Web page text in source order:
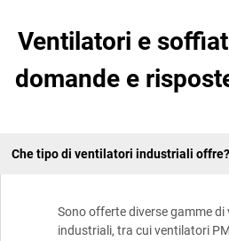
Ventilatori e
domande e
Che tipo di ventilatori industriali offre?
Sono offerte diverse gamme
industriali, tra cui ventilatori